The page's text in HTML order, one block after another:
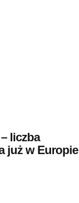
liczba
już w Europie